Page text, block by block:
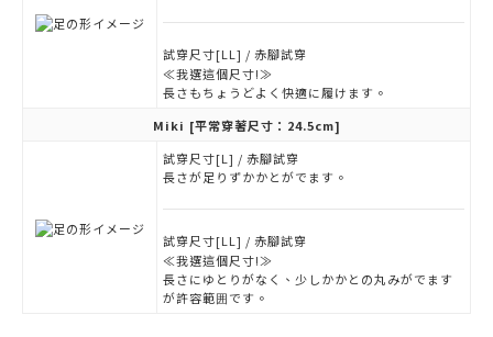
試穿尺寸[LL] / 赤腳試穿
≪我選這個尺寸!≫
長さもちょうどよく快適に履けます。
Miki [平常穿著尺寸：24.5cm]
試穿尺寸[L] / 赤腳試穿
長さが足りずかかとがでます。
試穿尺寸[LL] / 赤腳試穿
≪我選這個尺寸!≫
長さにゆとりがなく、少しかかとの丸みがでます
が許容範囲です。